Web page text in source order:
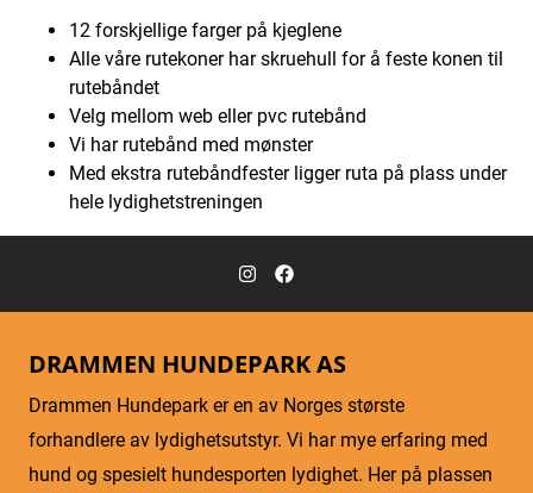
12 forskjellige farger på kjeglene
Alle våre rutekoner har skruehull for å feste konen til
rutebåndet
Velg mellom web eller pvc rutebånd
Vi har rutebånd med mønster
Med ekstra rutebåndfester ligger ruta på plass under
hele lydighetstreningen
DRAMMEN HUNDEPARK AS
Drammen Hundepark er en av Norges største
forhandlere av lydighetsutstyr. Vi har mye erfaring med
hund og spesielt hundesporten lydighet. Her på plassen